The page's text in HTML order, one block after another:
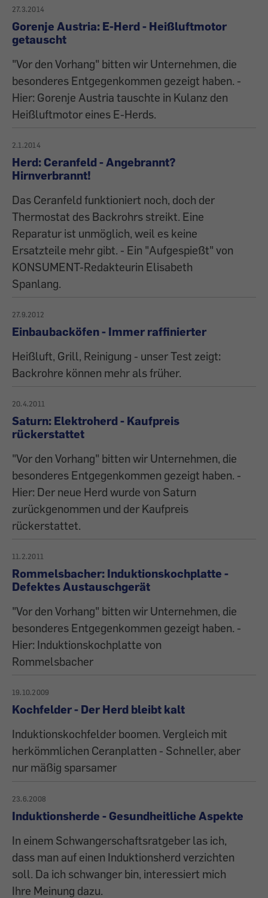
27.3.2014
Gorenje Austria: E-Herd - Heißluftmotor
getauscht
"Vor den Vorhang" bitten wir Unternehmen, die
besonderes Entgegenkommen gezeigt haben. -
Hier: Gorenje Austria tauschte in Kulanz den
Heißluftmotor eines E-Herds.
2.1.2014
Herd: Ceranfeld - Angebrannt?
Hirnverbrannt!
Das Ceranfeld funktioniert noch, doch der
Thermostat des Backrohrs streikt. Eine
Reparatur ist unmöglich, weil es keine
Ersatzteile mehr gibt. - Ein "Aufgespießt" von
KONSUMENT-Redakteurin Elisabeth
Spanlang.
27.9.2012
Einbaubacköfen - Immer raffinierter
Heißluft, Grill, Reinigung - unser Test zeigt:
Backrohre können mehr als früher.
20.4.2011
Saturn: Elektroherd - Kaufpreis
rückerstattet
"Vor den Vorhang" bitten wir Unternehmen, die
besonderes Entgegenkommen gezeigt haben. -
Hier: Der neue Herd wurde von Saturn
zurückgenommen und der Kaufpreis
rückerstattet.
11.2.2011
Rommelsbacher: Induktionskochplatte -
Defektes Austauschgerät
"Vor den Vorhang" bitten wir Unternehmen, die
besonderes Entgegenkommen gezeigt haben. -
Hier: Induktionskochplatte von
Rommelsbacher
19.10.2009
Kochfelder - Der Herd bleibt kalt
Induktionskochfelder boomen. Vergleich mit
herkömmlichen Ceranplatten - Schneller, aber
nur mäßig sparsamer
23.6.2008
Induktionsherde - Gesundheitliche Aspekte
In einem Schwangerschaftsratgeber las ich,
dass man auf einen Induktionsherd verzichten
soll. Da ich schwanger bin, interessiert mich
Ihre Meinung dazu.